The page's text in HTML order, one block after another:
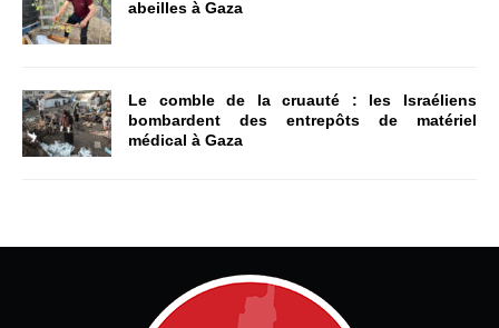
abeilles à Gaza
Le comble de la cruauté : les Israéliens
bombardent des entrepôts de matériel
médical à Gaza